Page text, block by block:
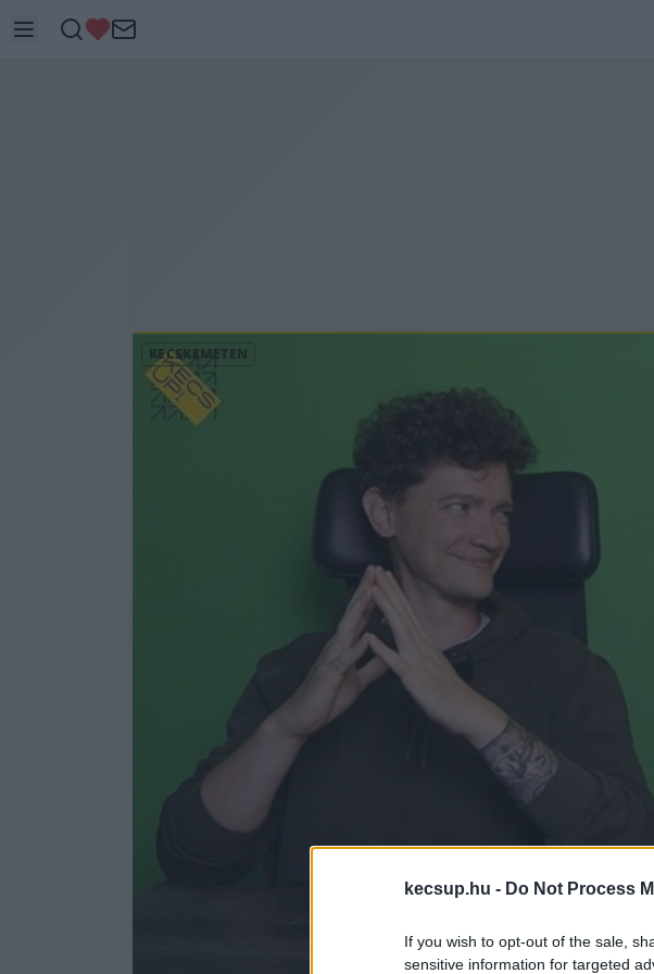
kecsup.hu - Do Not Process
If you wish to opt-out of the sale,
sensitive information for targeted
KECSKEMÉTEN